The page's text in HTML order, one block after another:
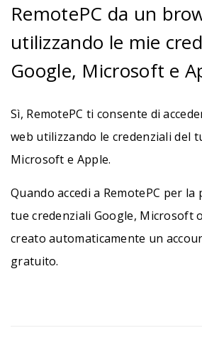
RemotePC da un
utilizzando le mie
Google, Microsoft e
Sì, RemotePC ti consente di
web utilizzando le credenziali del
Microsoft e Apple.
Quando accedi a RemotePC per
tue credenziali Google, Microsoft
creato automaticamente un
gratuito.